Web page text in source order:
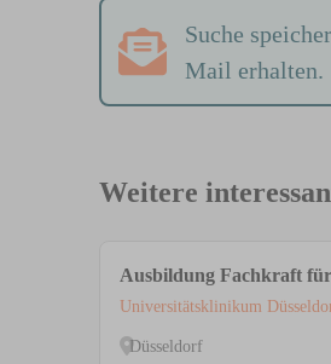
Suche
Mail erhalten.
Weitere
Ausbildung Fachkraft
Universitätsklinikum
Düsseldorf